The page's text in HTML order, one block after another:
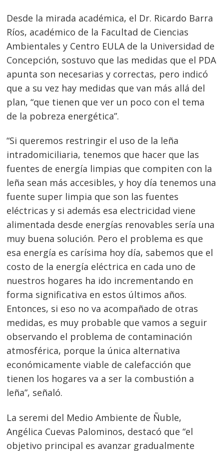
Desde la mirada académica, el Dr. Ricardo Barra
Ríos, académico de la Facultad de Ciencias
Ambientales y Centro EULA de la Universidad de
Concepción, sostuvo que las medidas que el PDA
apunta son necesarias y correctas, pero indicó
que a su vez hay medidas que van más allá del
plan, “que tienen que ver un poco con el tema
de la pobreza energética”.
“Si queremos restringir el uso de la leña
intradomiciliaria, tenemos que hacer que las
fuentes de energía limpias que compiten con la
leña sean más accesibles, y hoy día tenemos una
fuente super limpia que son las fuentes
eléctricas y si además esa electricidad viene
alimentada desde energías renovables sería una
muy buena solución. Pero el problema es que
esa energía es carísima hoy día, sabemos que el
costo de la energía eléctrica en cada uno de
nuestros hogares ha ido incrementando en
forma significativa en estos últimos años.
Entonces, si eso no va acompañado de otras
medidas, es muy probable que vamos a seguir
observando el problema de contaminación
atmosférica, porque la única alternativa
económicamente viable de calefacción que
tienen los hogares va a ser la combustión a
leña”, señaló.
La seremi del Medio Ambiente de Ñuble,
Angélica Cuevas Palominos, destacó que “el
objetivo principal es avanzar gradualmente